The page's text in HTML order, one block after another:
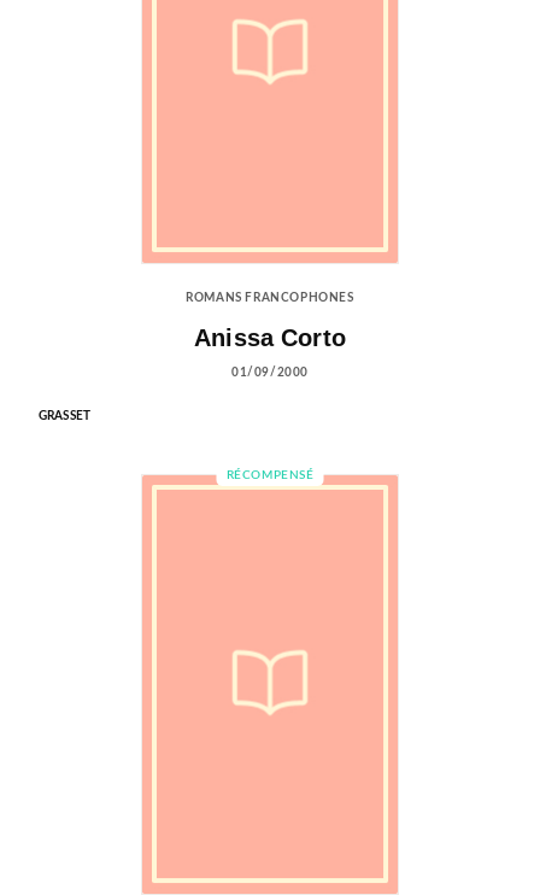
ROMANS FRANCOPHONES
Anissa Corto
01/09/2000
GRASSET
RÉCOMPENSÉ